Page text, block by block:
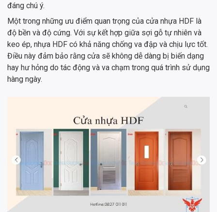
đáng chú ý.
Một trong những ưu điểm quan trọng của cửa nhựa HDF là
độ bền và độ cứng. Với sự kết hợp giữa sợi gỗ tự nhiên và
keo ép, nhựa HDF có khả năng chống va đập và chịu lực tốt.
Điều này đảm bảo rằng cửa sẽ không dễ dàng bị biến dạng
hay hư hỏng do tác động và va chạm trong quá trình sử dụng
hàng ngày.